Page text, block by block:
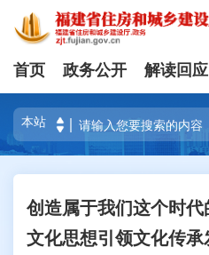
首页 政务公开 解读回应
创造属于我们这个时
文化思想引领文化传